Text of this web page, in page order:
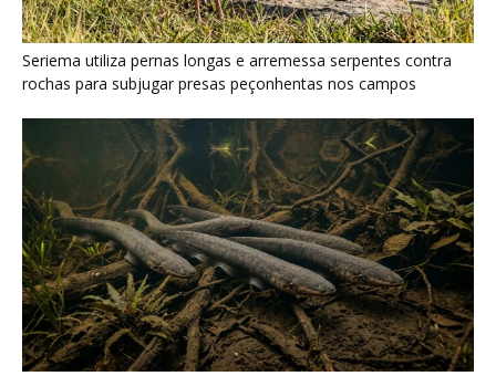
Seriema utiliza pernas longas e arremessa serpentes contra
rochas para subjugar presas peçonhentas nos campos